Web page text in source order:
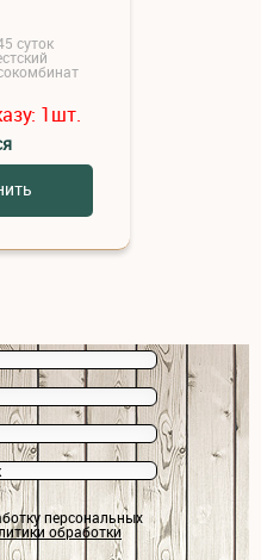
суток
1шт.
персональных
обработки